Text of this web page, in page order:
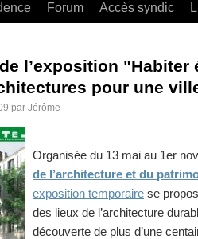
Forum Accès syndic
l’exposition "Habiter
pour une
par Jérôme
Organisée du 13 mai au 1er
de l’architecture et du
exposition temporaire se
des lieux de l’architecture
découverte de plus d’une